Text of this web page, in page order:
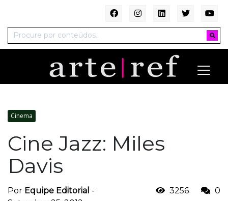
Cinema
Cine Jazz: Miles
Davis
Por Equipe Editorial -
3256 0